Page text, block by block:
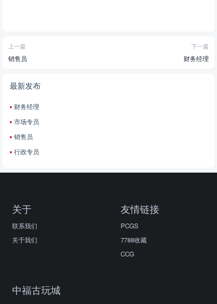
上一篇
销售员
下一篇
财务经理
最新发布
财务经理
市场专员
销售员
行政专员
关于
联系我们
关于我们
友情链接
PCGS
7788收藏
CCG
中福古玩城